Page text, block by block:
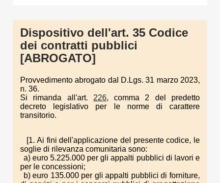
Dispositivo dell'art. 35 Codice
dei contratti pubblici
[ABROGATO]
Provvedimento abrogato dal D.Lgs. 31 marzo 2023,
n. 36.
Si rimanda all'art. 226, comma 2 del predetto
decreto legislativo per le norme di carattere
transitorio.
[1. Ai fini dell'applicazione del presente codice, le
soglie di rilevanza comunitaria sono:
a) euro 5.225.000 per gli appalti pubblici di lavori e
per le concessioni;
b) euro 135.000 per gli appalti pubblici di forniture,